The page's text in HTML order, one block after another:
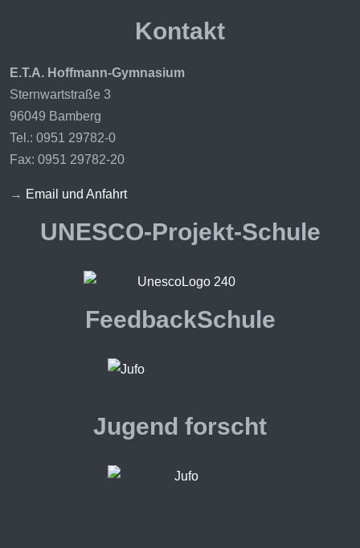
Kontakt
E.T.A. Hoffmann-Gymnasium
Sternwartstraße 3
96049 Bamberg
Tel.: 0951 29782-0
Fax: 0951 29782-20
→ Email und Anfahrt
UNESCO-Projekt-Schule
FeedbackSchule
Jugend forscht